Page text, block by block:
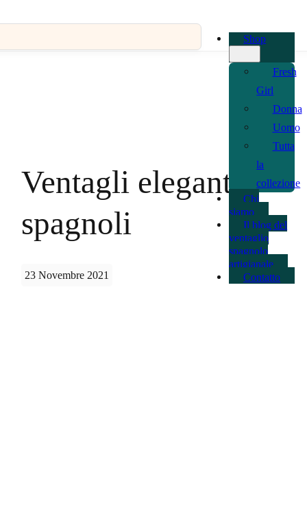
Shop
Fresh
Girl
Donna
Uomo
Tutta
la
collezione
Chi
siamo
Il blog del
ventaglio
spagnolo
artigianale
Contatto
Ventagli eleganti
spagnoli
23 Novembre 2021